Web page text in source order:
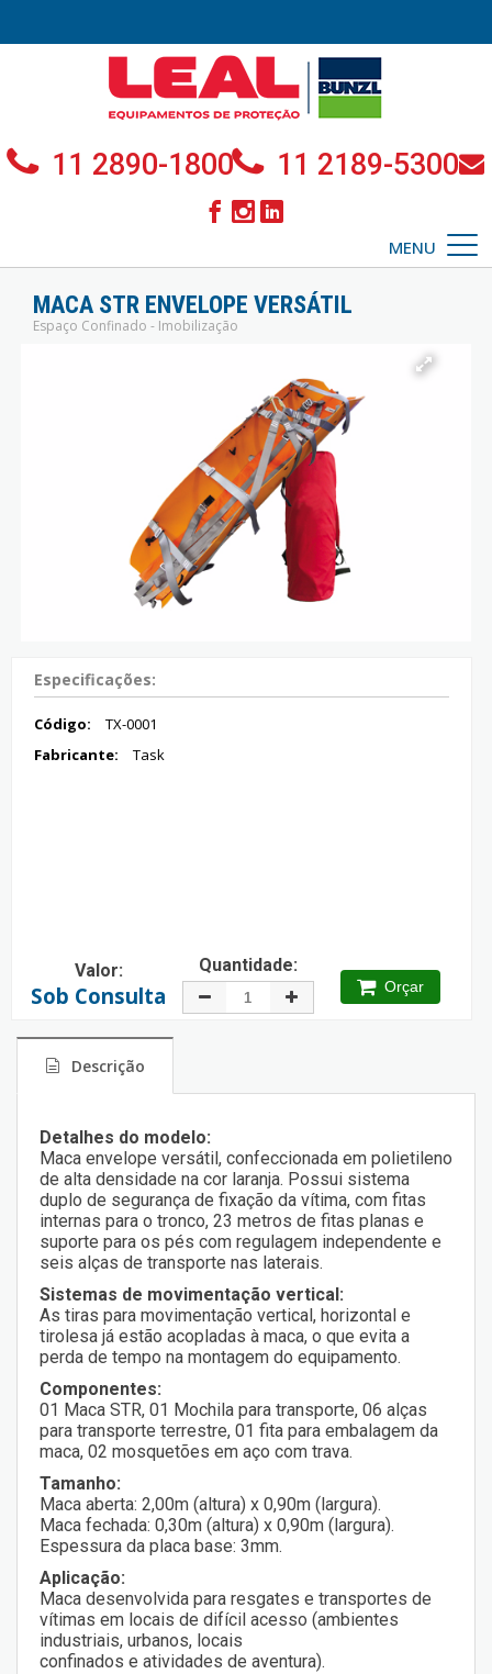
11 2890-1800 11 2189-5300
MENU
MACA STR ENVELOPE VERSÁTIL
Espaço Confinado - Imobilização
Especificações:
Código:
TX-0001
Fabricante:
Task
Valor:
Sob Consulta
Quantidade:
Orçar
Descrição
Detalhes do modelo:
Maca envelope versátil, confeccionada em polietileno
de alta densidade na cor laranja. Possui sistema
duplo de segurança de fixação da vítima, com fitas
internas para o tronco, 23 metros de fitas planas e
suporte para os pés com regulagem independente e
seis alças de transporte nas laterais.
Sistemas de movimentação vertical:
As tiras para movimentação vertical, horizontal e
tirolesa já estão acopladas à maca, o que evita a
perda de tempo na montagem do equipamento.
Componentes:
01 Maca STR, 01 Mochila para transporte, 06 alças
para transporte terrestre, 01 fita para embalagem da
maca, 02 mosquetões em aço com trava.
Tamanho:
Maca aberta: 2,00m (altura) x 0,90m (largura).
Maca fechada: 0,30m (altura) x 0,90m (largura).
Espessura da placa base: 3mm.
Aplicação:
Maca desenvolvida para resgates e transportes de
vítimas em locais de difícil acesso (ambientes
industriais, urbanos, locais
confinados e atividades de aventura).